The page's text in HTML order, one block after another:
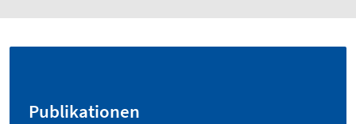
Publikationen